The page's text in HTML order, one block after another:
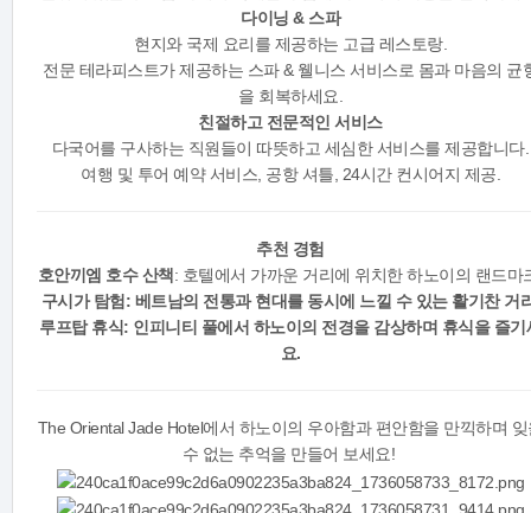
다이닝 & 스파
현지와 국제 요리를 제공하는 고급 레스토랑.
전문 테라피스트가 제공하는 스파 & 웰니스 서비스로 몸과 마음의 균
을 회복하세요.
친절하고 전문적인 서비스
다국어를 구사하는 직원들이 따뜻하고 세심한 서비스를 제공합니다.
여행 및 투어 예약 서비스, 공항 셔틀, 24시간 컨시어지 제공.
추천 경험
호안끼엠 호수 산책: 호텔에서 가까운 거리에 위치한 하노이의 랜드마
구시가 탐험 : 베트남의 전통과 현대를 동시에 느낄 수 있는 활기찬 거
루프탑 휴식: 인피니티 풀에서 하노이의 전경을 감상하며 휴식을 즐기
요.
The Oriental Jade Hotel에서 하노이의 우아함과 편안함을 만끽하며 잊
수 없는 추억을 만들어 보세요!